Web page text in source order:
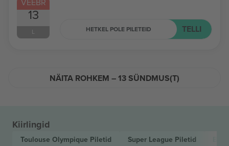
13
L HETKEL POLE PILETEID TELLI
NÄITA ROHKEM – 13 SÜNDMUS(T)
Kiirlingid
Toulouse Olympique Piletid Super League Piletid